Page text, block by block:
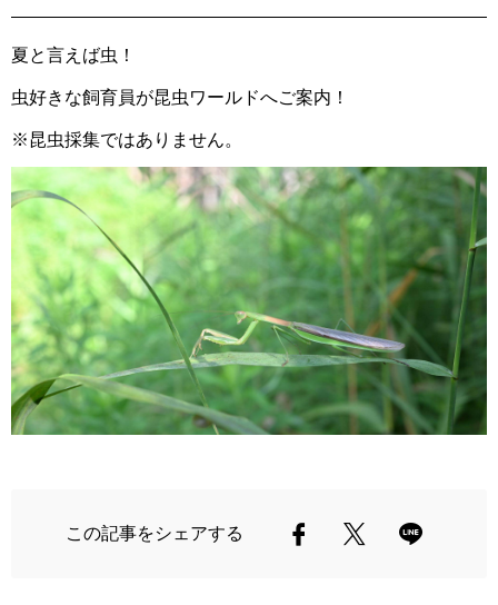
夏と言えば虫！
虫好きな飼育員が昆虫ワールドへご案内！
※昆虫採集ではありません。
この記事をシェアする